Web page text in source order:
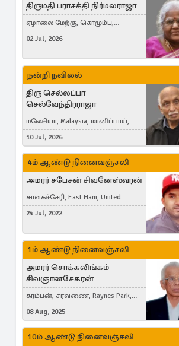
திருமதி பராசக்தி நிர்மலராஜா
ஏழாலை மேற்கு, கொழும்பு,
தங்காலை, London, United Kingdom
02 Jul, 2026
நன்றி நவிலல்
திரு செல்லப்பா
செல்வேந்திரராஜா
மலேசியா, Malaysia, மானிப்பாய்,
Duisburg, Germany, London, United
Kingdom
10 Jul, 2026
4ம் ஆண்டு நினைவஞ்சலி
அமரர் சபேசன் சிவனேஸ்வரன்
சாவகச்சேரி, East Ham, United
Kingdom
24 Jul, 2022
1ம் ஆண்டு நினைவஞ்சலி
அமரர் சொக்கலிங்கம்
சிவஞானசேகரன்
கரம்பன், சரவணை, Raynes Park,
London, United Kingdom
08 Aug, 2025
10ம் ஆண்டு நினைவஞ்சலி